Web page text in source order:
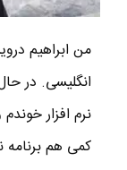
من ابراهیم
انگلیسی. در
نرم افزار